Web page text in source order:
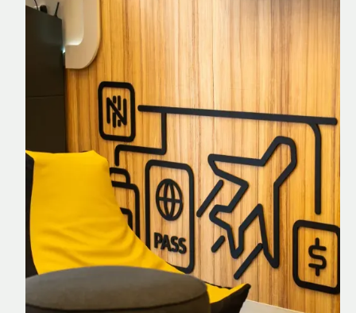
Nomad Explorer
Cartão de crédito brasileiro com cashback
em dólar